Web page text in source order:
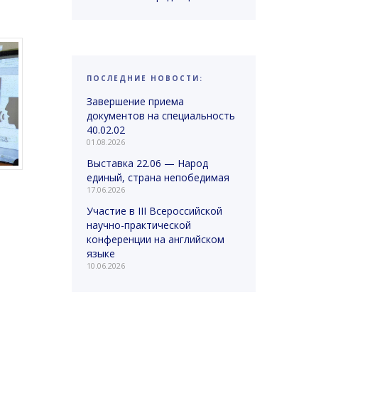
ПОСЛЕДНИЕ НОВОСТИ:
Завершение приема
документов на специальность
40.02.02
01.08.2026
Выставка 22.06 — Народ
единый, страна непобедимая
17.06.2026
Участие в III Всероссийской
научно-практической
конференции на английском
языке
10.06.2026